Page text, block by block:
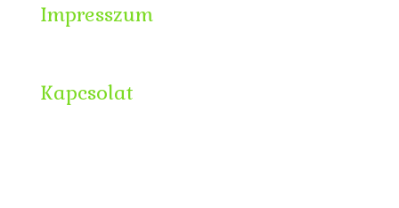
Impresszum
Kapcsolat